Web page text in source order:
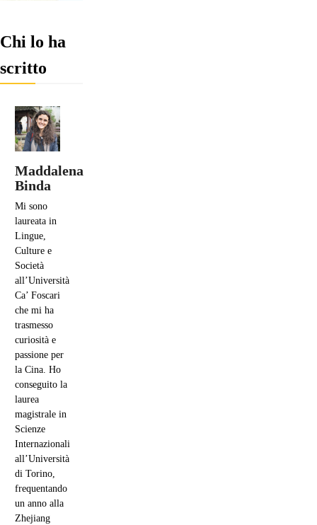
Chi lo ha
scritto
Maddalena
Binda
Mi sono
laureata in
Lingue,
Culture e
Società
all’Università
Ca’ Foscari
che mi ha
trasmesso
curiosità e
passione per
la Cina. Ho
conseguito la
laurea
magistrale in
Scienze
Internazionali
all’Università
di Torino,
frequentando
un anno alla
Zhejiang